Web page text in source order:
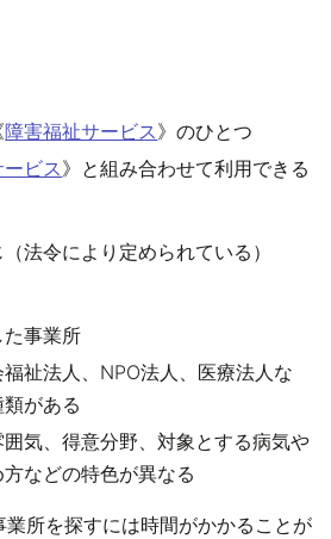
障害福祉サービス》のひとつ
ビス》と組み合わせて利用できる
法令により定められている）
事業所
祉法人、NPO法人、医療法人な
がある
気、得意分野、対象とする病気や
などの特色が異なる
業所を探すには時間がかかることが